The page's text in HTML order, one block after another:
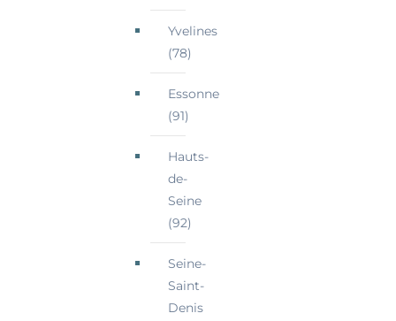
Yvelines
(78)
Essonne
(91)
Hauts-
de-
Seine
(92)
Seine-
Saint-
Denis